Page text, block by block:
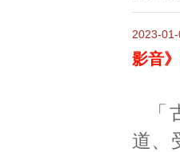
2023-
影音
道、